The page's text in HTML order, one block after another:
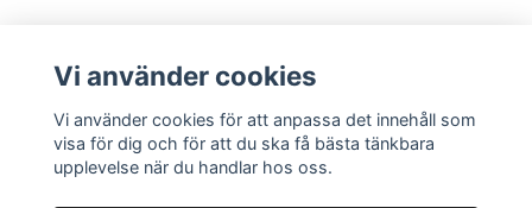
Kontakt
Om oss
Vi använder cookies
Vi använder cookies för att anpassa det innehåll som
visa för dig och för att du ska få bästa tänkbara
upplevelse när du handlar hos oss.